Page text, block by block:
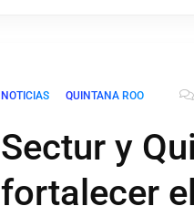
NOTICIAS QUINTANA ROO
Sectur y
fortalecer